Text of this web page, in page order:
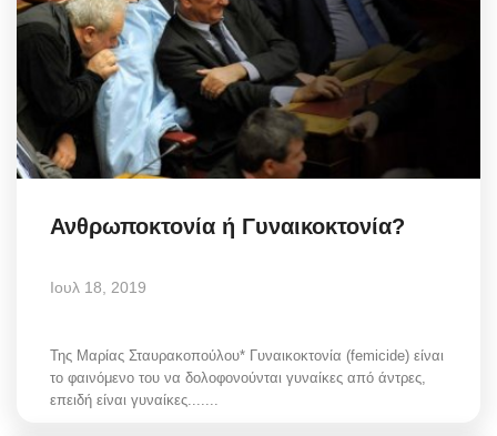
Ανθρωποκτονία ή Γυναικοκτονία?
Ιουλ 18, 2019
Της Μαρίας Σταυρακοπούλου* Γυναικοκτονία (femicide) είναι
το φαινόμενο του να δολοφονούνται γυναίκες από άντρες,
επειδή είναι γυναίκες.......